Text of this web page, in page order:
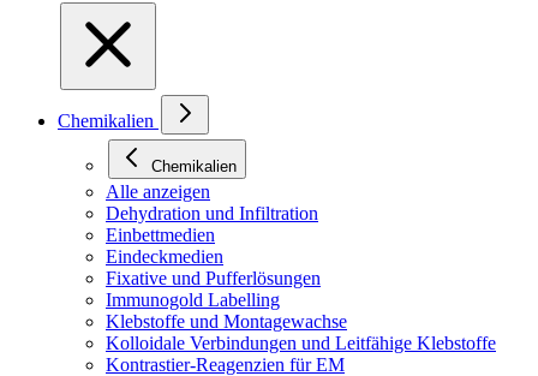
Chemikalien
Chemikalien
Alle anzeigen
Dehydration und Infiltration
Einbettmedien
Eindeckmedien
Fixative und Pufferlösungen
Immunogold Labelling
Klebstoffe und Montagewachse
Kolloidale Verbindungen und Leitfähige Klebstoffe
Kontrastier-Reagenzien für EM